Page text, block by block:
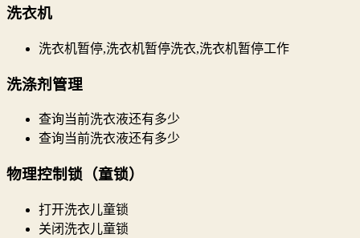
洗衣机
洗衣机暂停,洗衣机暂停洗衣,洗衣机暂停工作
洗涤剂管理
查询当前洗衣液还有多少
查询当前洗衣液还有多少
物理控制锁（童锁）
打开洗衣儿童锁
关闭洗衣儿童锁